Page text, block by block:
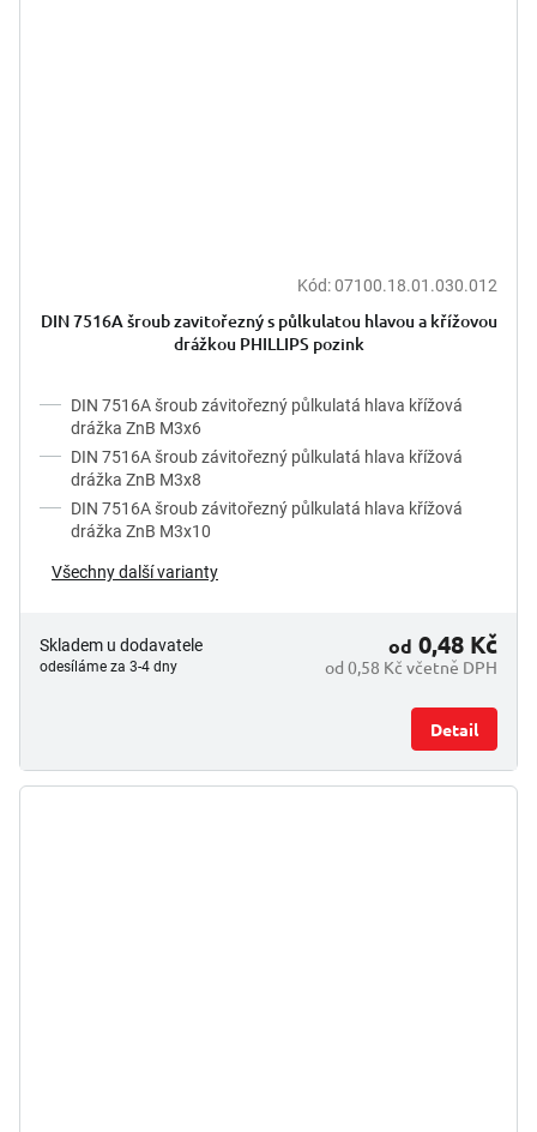
Kód:07100.18.01.030.012
DIN 7516A šroub zavitořezný s půlkulatou hlavou a křížovou
drážkou PHILLIPS pozink
DIN 7516A šroub závitořezný půlkulatá hlava křížová
drážka ZnB M3x6
DIN 7516A šroub závitořezný půlkulatá hlava křížová
drážka ZnB M3x8
DIN 7516A šroub závitořezný půlkulatá hlava křížová
drážka ZnB M3x10
Všechny další varianty
Skladem u dodavatele
odesíláme za 3-4 dny od 0,58 Kč včetně DPH
od 0,48 Kč
Detail